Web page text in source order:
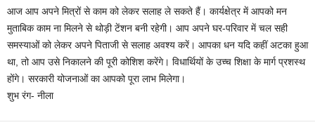
आज आप अपने मित्रों से काम को लेकर सलाह ले सकते हैं। कार्यक्षेत्र में आपको मन
मुताबिक काम ना मिलने से थोड़ी टेंशन बनी रहेगी। आप अपने घर-परिवार में चल सही
समस्याओं को लेकर अपने पिताजी से सलाह अवश्य करें। आपका धन यदि कहीं अटका हुआ
था, तो आप उसे निकालने की पूरी कोशिश करेंगे। विधार्थियों के उच्च शिक्षा के मार्ग प्रशस्थ
होंगे। सरकारी योजनाओं का आपको पूरा लाभ मिलेगा।
शुभ रंग- नीला